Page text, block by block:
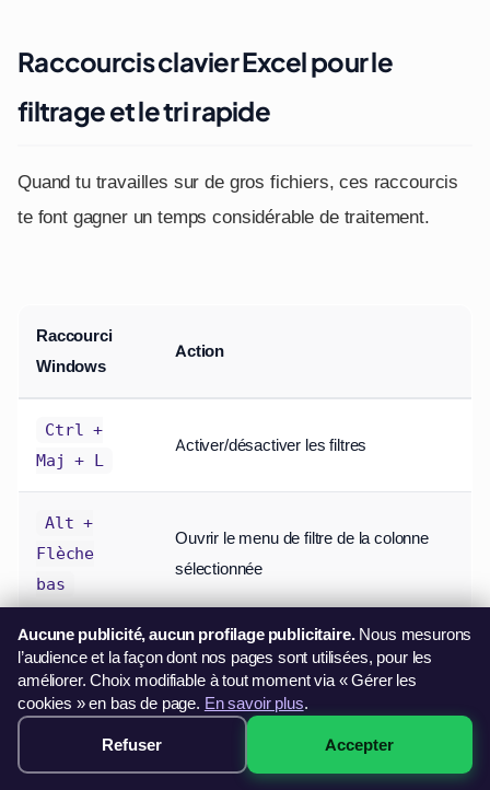
Raccourcis clavier Excel pour le
filtrage et le tri rapide
Quand tu travailles sur de gros fichiers, ces raccourcis
te font gagner un temps considérable de traitement.
Raccourci
Windows
Action
Ctrl +
Maj + L
Activer/désactiver les filtres
Alt +
Flèche
bas
Ouvrir le menu de filtre de la colonne
sélectionnée
Alt + A,
S, A
Trier par ordre croissant
Alt + A,
S, D
Trier par ordre décroissant
Formation Excel
dès 299€ Réserver →
Aucune publicité, aucun profilage publicitaire.Nous mesurons
l’audience et la façon dont nos pages sont utilisées, pour les
améliorer. Choix modifiable à tout moment via « Gérer les
cookies » en bas de page. En savoir plus.
Refuser Accepter